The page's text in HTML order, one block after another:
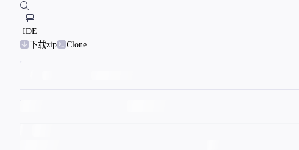
IDE
下载zip
Clone